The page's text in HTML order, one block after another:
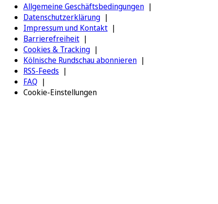
Allgemeine Geschäftsbedingungen
Datenschutzerklärung
Impressum und Kontakt
Barrierefreiheit
Cookies & Tracking
Kölnische Rundschau abonnieren
RSS-Feeds
FAQ
Cookie-Einstellungen